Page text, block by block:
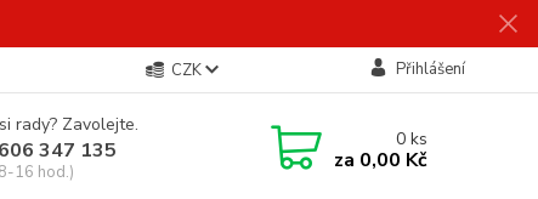
CZK Přihlášení
rady? Zavolejte.
347 135
16 hod.)
0ks
za 0,00 Kč